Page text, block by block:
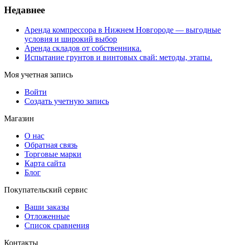
Недавнее
Аренда компрессора в Нижнем Новгороде — выгодные
условия и широкий выбор
Аренда складов от собственника.
Испытание грунтов и винтовых свай: методы, этапы.
Моя учетная запись
Войти
Создать учетную запись
Магазин
О нас
Обратная связь
Торговые марки
Карта сайта
Блог
Покупательский сервис
Ваши заказы
Отложенные
Список сравнения
Контакты